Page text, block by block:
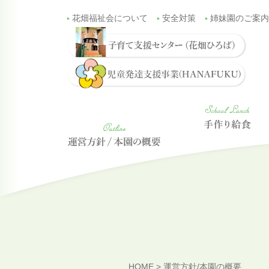
花畑福祉会について 安全対策 姉妹園のご案内
HOME > 運営方針/本園の概要